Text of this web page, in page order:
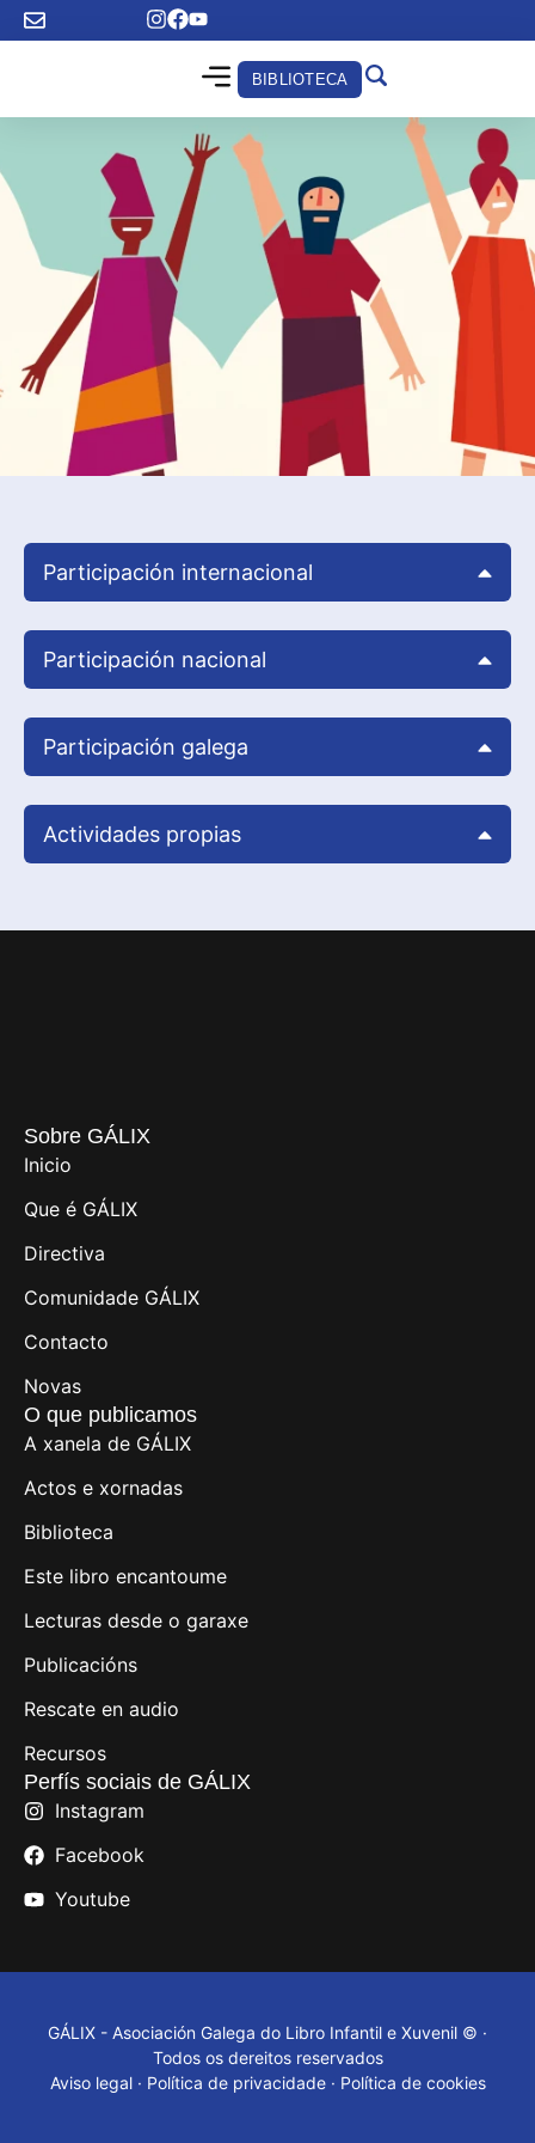
BIBLIOTECA
Participación internacional
Participación nacional
Participación galega
Actividades propias
Sobre GÁLIX
Inicio
Que é GÁLIX
Directiva
Comunidade GÁLIX
Contacto
Novas
O que publicamos
A xanela de GÁLIX
Actos e xornadas
Biblioteca
Este libro encantoume
Lecturas desde o garaxe
Publicacións
Rescate en audio
Recursos
Perfís sociais de GÁLIX
Instagram
Facebook
Youtube
GÁLIX - Asociación Galega do Libro Infantil e Xuvenil © ·
Todos os dereitos reservados
Aviso legal· Política de privacidade· Política de cookies